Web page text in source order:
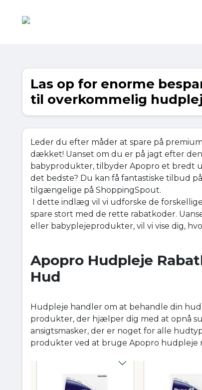
Las op for enorme
til overkommelig
Leder du efter måder at spare på
dækket! Uanset om du er på jagt efter
babyprodukter, tilbyder Apopro et bredt
det bedste? Du kan få fantastiske tilbud
tilgængelige på ShoppingSpout.
I dette indlæg vil vi udforske de
spare stort med de rette rabatkoder.
eller babyplejeprodukter, vil vi vise dig,
Apopro Hudpleje
Hud
Hudpleje handler om at behandle din
produkter, der hjælper dig med at opnå
ansigtsmasker, der er noget for alle
produkter ved at bruge Apopro hudpleje